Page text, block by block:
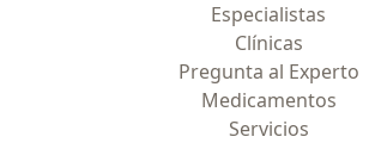
Especialistas
Clínicas
Pregunta al Experto
Medicamentos
Servicios